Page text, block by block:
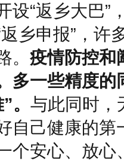
设“返乡大巴”
乡申报”，许
。 疫情防控和
多一些精度的
。 与此同时，
自己健康的第
个安心、放心